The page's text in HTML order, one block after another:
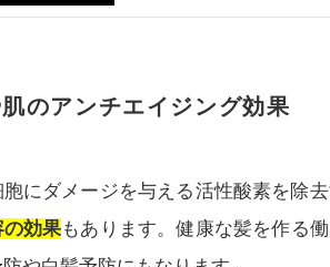
のアンチエイジング効果
にダメージを与える活性酸素を除
効果もあります。健康な髪を作る